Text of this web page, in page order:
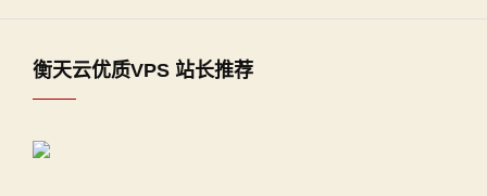
衡天云优质VPS 站长推荐